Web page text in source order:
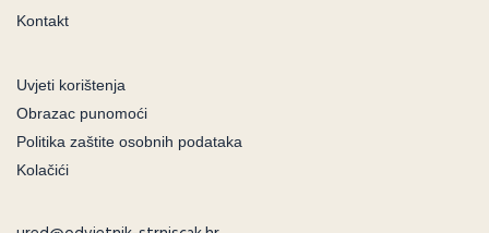
Kontakt
Uvjeti korištenja
Obrazac punomoći
Politika zaštite osobnih podataka
Kolačići